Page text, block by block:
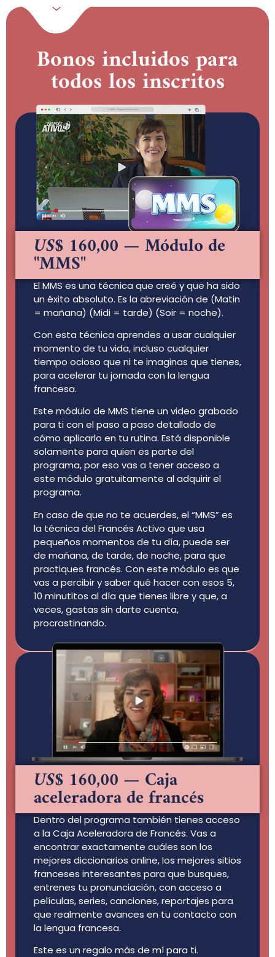
Bonos incluidos para
todos los inscritos
US$ 160,00— Módulo de
"MMS"
El MMS es una técnica que creé y que ha sido
un éxito absoluto. Es la abreviación de (Matin
= mañana) (Midi = tarde) (Soir = noche).
Con esta técnica aprendes a usar cualquier
momento de tu vida, incluso cualquier
tiempo ocioso que ni te imaginas que tienes,
para acelerar tu jornada con la lengua
francesa.
Este módulo de MMS tiene un video grabado
para ti con el paso a paso detallado de
cómo aplicarlo en tu rutina. Está disponible
solamente para quien es parte del
programa, por eso vas a tener acceso a
este módulo gratuitamente al adquirir el
programa.
En caso de que no te acuerdes, el “MMS” es
la técnica del Francés Activo que usa
pequeños momentos de tu día, puede ser
de mañana, de tarde, de noche, para que
practiques francés. Con este módulo es que
vas a percibir y saber qué hacer con esos 5,
10 minutitos al día que tienes libre y que, a
veces, gastas sin darte cuenta,
procrastinando.
US$ 160,00— Caja
aceleradora de francés
Dentro del programa también tienes acceso
a la Caja Aceleradora de Francés. Vas a
encontrar exactamente cuáles son los
mejores diccionarios online, los mejores sitios
franceses interesantes para que busques,
entrenes tu pronunciación, con acceso a
películas, series, canciones, reportajes para
que realmente avances en tu contacto con
la lengua francesa.
Este es un regalo más de mí para ti.